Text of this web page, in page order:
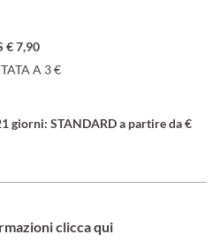
€ 7,90
A 3 €
giorni: STANDARD a partire da €
clicca qui